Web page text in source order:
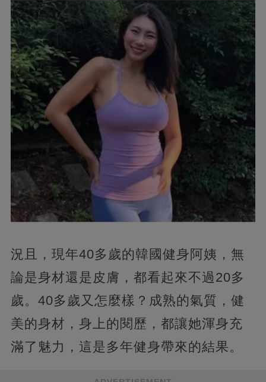
況且，現年40多歲的韓國健身阿姨，無
論是身材還是皮膚，都看起來不過20多
歲。40多歲又怎麼樣？成熟的氣質，健
美的身材，身上的閱歷，都讓她渾身充
滿了魅力，這是多年健身帶來的結果。